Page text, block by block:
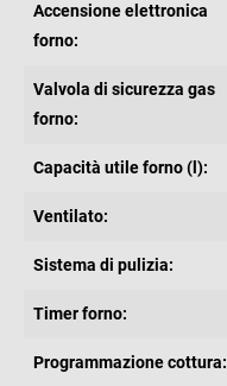
Accensione elettronica
forno:
Valvola di sicurezza gas
forno:
Capacità utile forno (l):
Ventilato:
Sistema di pulizia:
Timer forno:
Programmazione cottura: